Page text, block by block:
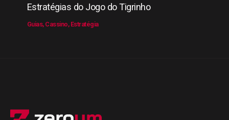
Estratégias do Jogo do Tigrinho
Guias, Cassino, Estratégia